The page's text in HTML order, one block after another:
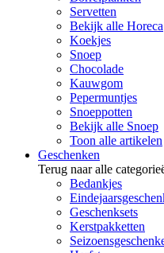
Servetten
Bekijk alle Horeca
Koekjes
Snoep
Chocolade
Kauwgom
Pepermuntjes
Snoeppotten
Bekijk alle Snoep
Toon alle artikelen
Geschenken
Terug naar alle
Bedankjes
Geschenksets
Kerstpakketten